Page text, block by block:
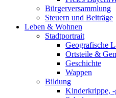
Bürgerversammlung
Steuern und Beiträge
Leben & Wohnen
Stadtportrait
Geografische
Ortsteile &
Geschichte
Wappen
Bildung
Kinderkrippe,